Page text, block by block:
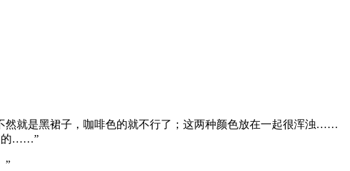
就是黑裙子，咖啡色的就不行了；这两种颜色放在一起很浑浊……
的……”
”